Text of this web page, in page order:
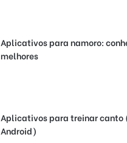
Aplicativos para namoro:
melhores
Aplicativos para treinar canto
Android)